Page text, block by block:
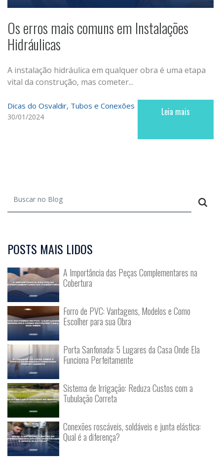
Os erros mais comuns em Instalações
Hidráulicas
A instalação hidráulica em qualquer obra é uma etapa
vital da construção, mas cometer...
Dicas do Osvaldir Tubos e Conexões
30/01/2024 Leia mais
POSTS MAIS LIDOS
A Importância das Peças Complementares na
Cobertura
Forro de PVC: Vantagens, Modelos e Como
Escolher para sua Obra
Porta Sanfonada: 5 Lugares da Casa Onde Ela
Funciona Perfeitamente
Sistema de Irrigação: Reduza Custos com a
Tubulação Correta
Conexões roscáveis, soldáveis e junta elástica:
Qual é a diferença?